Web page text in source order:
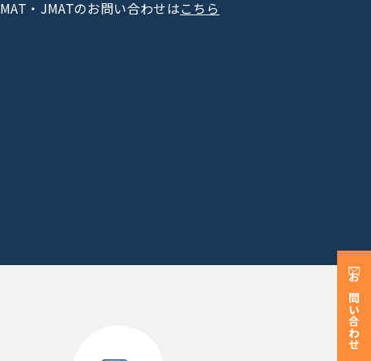
・JMATのお問い合わせはこちら
お問い合わせ